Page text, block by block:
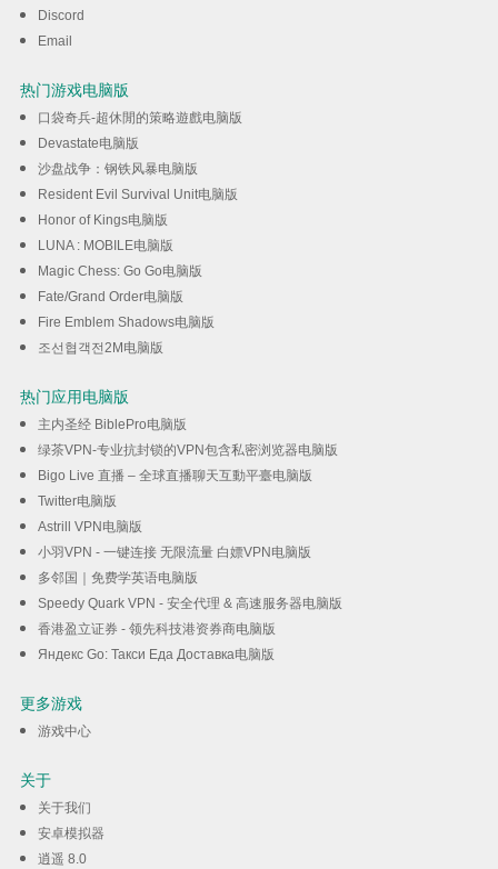
Discord
Email
热门游戏电脑版
口袋奇兵-超休閒的策略遊戲电脑版
Devastate电脑版
沙盘战争：钢铁风暴电脑版
Resident Evil Survival Unit电脑版
Honor of Kings电脑版
LUNA : MOBILE电脑版
Magic Chess: Go Go电脑版
Fate/Grand Order电脑版
Fire Emblem Shadows电脑版
조선협객전2M电脑版
热门应用电脑版
主内圣经 BiblePro电脑版
绿茶VPN-专业抗封锁的VPN包含私密浏览器电脑版
Bigo Live 直播 – 全球直播聊天互動平臺电脑版
Twitter电脑版
Astrill VPN电脑版
小羽VPN - 一键连接 无限流量 白嫖VPN电脑版
多邻国｜免费学英语电脑版
Speedy Quark VPN - 安全代理 & 高速服务器电脑版
香港盈立证券 - 领先科技港资券商电脑版
Яндекс Go: Такси Еда Доставка电脑版
更多游戏
游戏中心
关于
关于我们
安卓模拟器
逍遥 8.0